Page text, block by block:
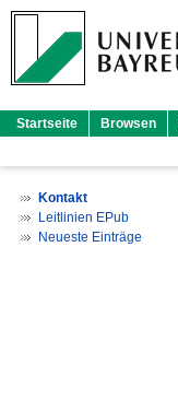
Startseite Browsen
Kontakt
Leitlinien EPub
Neueste Einträge